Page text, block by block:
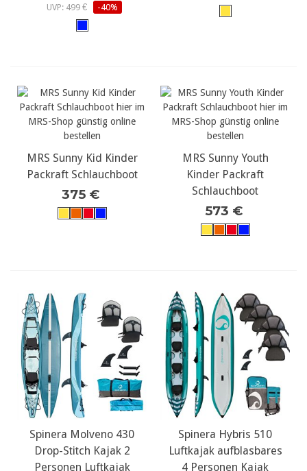
UVP: 499 € -40%
MRS Sunny Kid Kinder
Packraft Schlauchboot
375 €
MRS Sunny Youth
Kinder Packraft
Schlauchboot
573 €
Spinera Molveno 430
Drop-Stitch Kajak 2
Personen Luftkajak
Spinera Hybris 510
Luftkajak aufblasbares
4 Personen Kajak